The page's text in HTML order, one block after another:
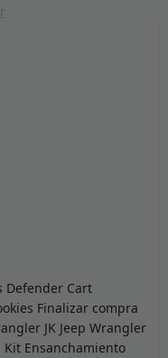
Defender Cart
Finalizar compra
JK Jeep Wrangler
Kit Ensanchamiento